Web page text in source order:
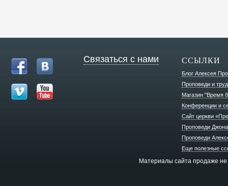
Связаться с нами ССЫЛКИ
Блог Алексея
Проповеди и
Магазин "Время
Конференции и
Сайт церкви
Проповеди
Проповеди
Еще полезные
Материалы сайта продаже